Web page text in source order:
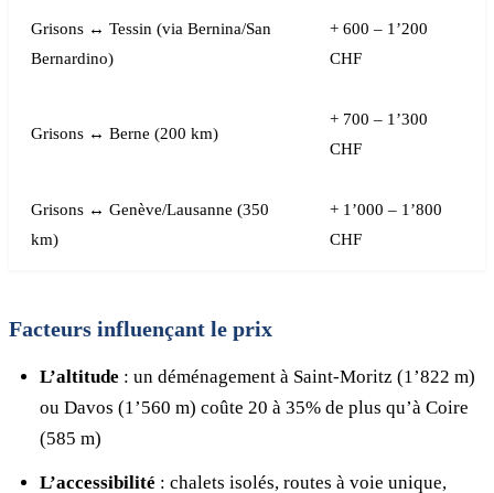
Grisons ↔ Tessin (via Bernina/San
Bernardino)
+ 600 – 1’200
CHF
Grisons ↔ Berne (200 km)
+ 700 – 1’300
CHF
Grisons ↔ Genève/Lausanne (350
km)
+ 1’000 – 1’800
CHF
Facteurs influençant le prix
L’altitude : un déménagement à Saint-Moritz (1’822 m)
ou Davos (1’560 m) coûte 20 à 35% de plus qu’à Coire
(585 m)
L’accessibilité : chalets isolés, routes à voie unique,